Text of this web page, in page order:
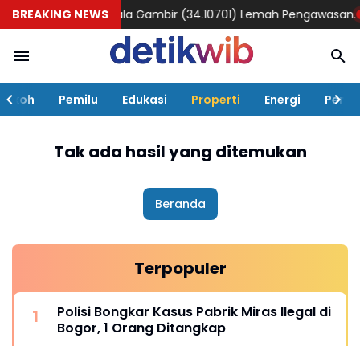
BREAKING NEWS
Kebon pala Gambir (34.10701) Lemah Pengawasan.
Pemilu Edukasi Properti Energi
Tak ada hasil yang ditemukan
Beranda
Terpopuler
Polisi Bongkar Kasus Pabrik Miras Ilegal di
Bogor, 1 Orang Ditangkap